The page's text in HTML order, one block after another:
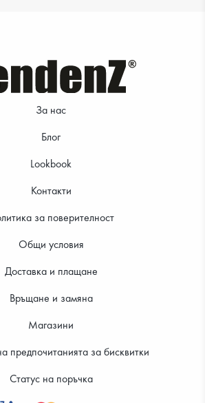
За нас
Блог
Lookbook
Контакти
за поверителност
Общи условия
Доставка и плащане
Връщане и замяна
Магазини
предпочитанията за бисквитки
Статус на поръчка